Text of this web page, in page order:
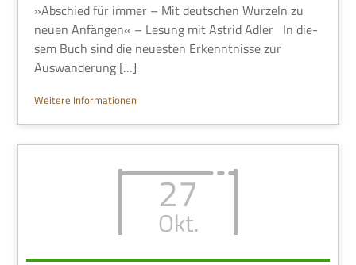
»Abschied für immer – Mit deut­schen Wur­zeln zu
neuen Anfän­gen« – Lesung mit Astrid Adler In die­
sem Buch sind die neue­sten Erkennt­nisse zur
Auswanderung […]
Wei­tere Informationen
27
Okt.